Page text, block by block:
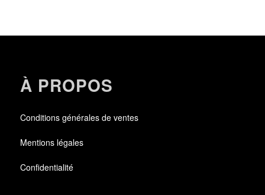
À PROPOS
Conditions générales de ventes
Mentions légales
Confidentialité